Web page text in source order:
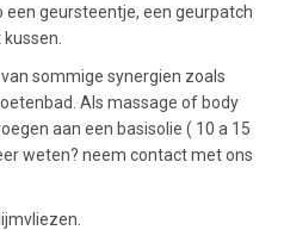
een geursteentje, een geurpatch
sommige synergien zoals
Als massage of body
aan een basisolie ( 10 a 15
weten? neem contact met ons